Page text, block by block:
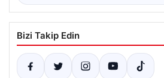
Bizi Takip Edin